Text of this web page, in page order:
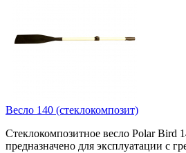
Весло 140 (стеклокомпозит)
Стеклокомпозитное весло Polar Bird
предназначено для эксплуатации с